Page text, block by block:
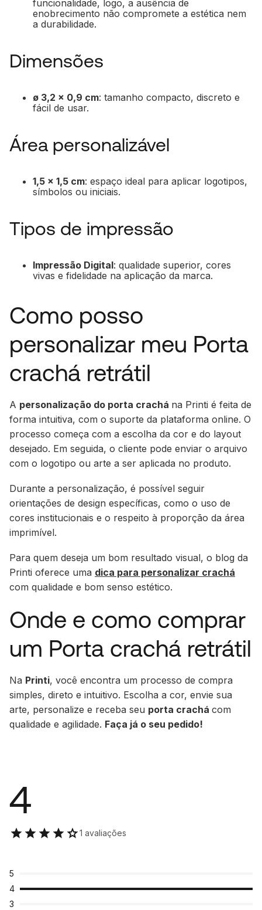
funcionalidade, logo, a ausência de
enobrecimento não compromete a estética nem
a durabilidade.
Dimensões
ø 3,2 x 0,9 cm: tamanho compacto, discreto e
fácil de usar.
Área personalizável
1,5 x 1,5 cm: espaço ideal para aplicar logotipos,
símbolos ou iniciais.
Tipos de impressão
Impressão Digital: qualidade superior, cores
vivas e fidelidade na aplicação da marca.
Como posso
personalizar meu Porta
crachá retrátil
A personalização do porta crachá na Printi é feita de
forma intuitiva, com o suporte da plataforma online. O
processo começa com a escolha da cor e do layout
desejado. Em seguida, o cliente pode enviar o arquivo
com o logotipo ou arte a ser aplicada no produto.
Durante a personalização, é possível seguir
orientações de design específicas, como o uso de
cores institucionais e o respeito à proporção da área
imprimível.
Para quem deseja um bom resultado visual, o blog da
Printi oferece uma dica para personalizar crachá
com qualidade e bom senso estético.
Onde e como comprar
um Porta crachá retrátil
Na Printi, você encontra um processo de compra
simples, direto e intuitivo. Escolha a cor, envie sua
arte, personalize e receba seu porta crachá com
qualidade e agilidade. Faça já o seu pedido!
4
1 avaliações
5
4
3